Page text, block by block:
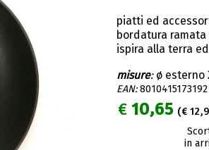
piatti ed
bordatura
ispira alla terra
misure: ø esterno
EAN:8010415173192
€10,65 (€
in